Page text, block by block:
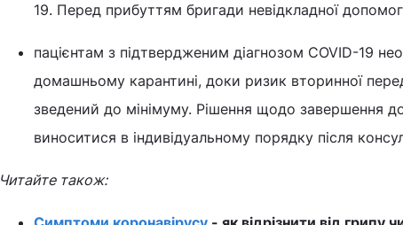
19. Перед прибуттям бригади невідкладної
пацієнтам з підтвердженим діагнозом COVID-19
домашньому карантині, доки ризик вторинної
зведений до мінімуму. Рішення щодо завершення
виноситися в індивідуальному порядку після
Читайте також: